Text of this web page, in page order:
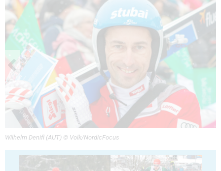
Wilhelm Denifl (AUT) © Volk/NordicFocus